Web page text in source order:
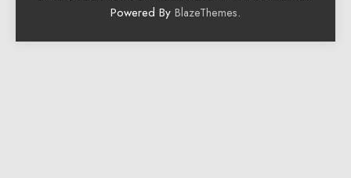
Powered By BlazeThemes.